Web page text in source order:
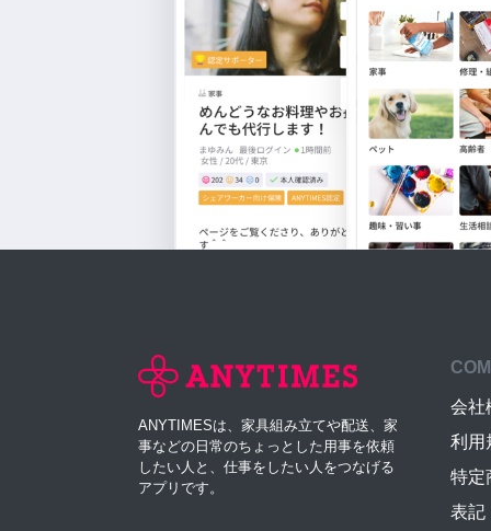
ANYTIMESは、家具組み立てや配送、家
事などの日常のちょっとした用事を依頼
したい人と、仕事をしたい人をつなげる
アプリです。
会社
利用
特定
表記